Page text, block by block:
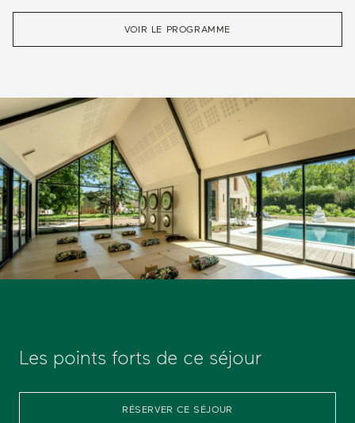
VOIR LE PROGRAMME
Les points forts de ce séjour
RÉSERVER CE SÉJOUR